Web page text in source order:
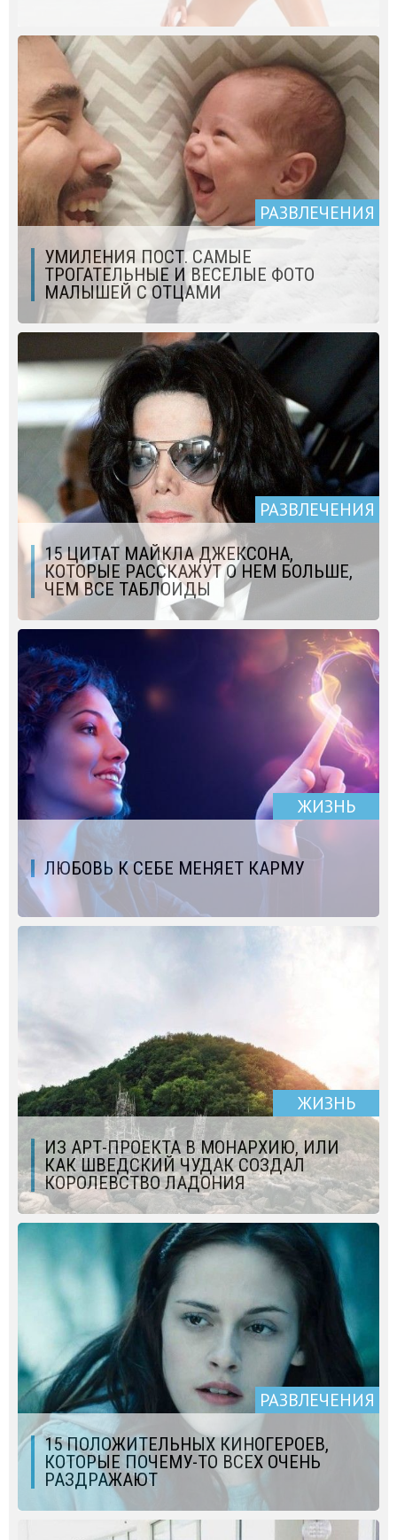
РАЗВЛЕЧЕНИЯ
УМИЛЕНИЯ ПОСТ. САМЫЕ
ТРОГАТЕЛЬНЫЕ И ВЕСЕЛЫЕ ФОТО
МАЛЫШЕЙ С ОТЦАМИ
РАЗВЛЕЧЕНИЯ
15 ЦИТАТ МАЙКЛА ДЖЕКСОНА,
КОТОРЫЕ РАССКАЖУТ О НЕМ БОЛЬШЕ,
ЧЕМ ВСЕ ТАБЛОИДЫ
ЖИЗНЬ
ЛЮБОВЬ К СЕБЕ МЕНЯЕТ КАРМУ
ЖИЗНЬ
ИЗ АРТ-ПРОЕКТА В МОНАРХИЮ, ИЛИ
КАК ШВЕДСКИЙ ЧУДАК СОЗДАЛ
КОРОЛЕВСТВО ЛАДОНИЯ
РАЗВЛЕЧЕНИЯ
15 ПОЛОЖИТЕЛЬНЫХ КИНОГЕРОЕВ,
КОТОРЫЕ ПОЧЕМУ-ТО ВСЕХ ОЧЕНЬ
РАЗДРАЖАЮТ